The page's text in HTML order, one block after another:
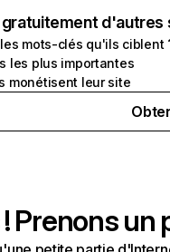
mots-clés qu'ils ciblent
les plus importantes
monétisent leur site
Prenons un